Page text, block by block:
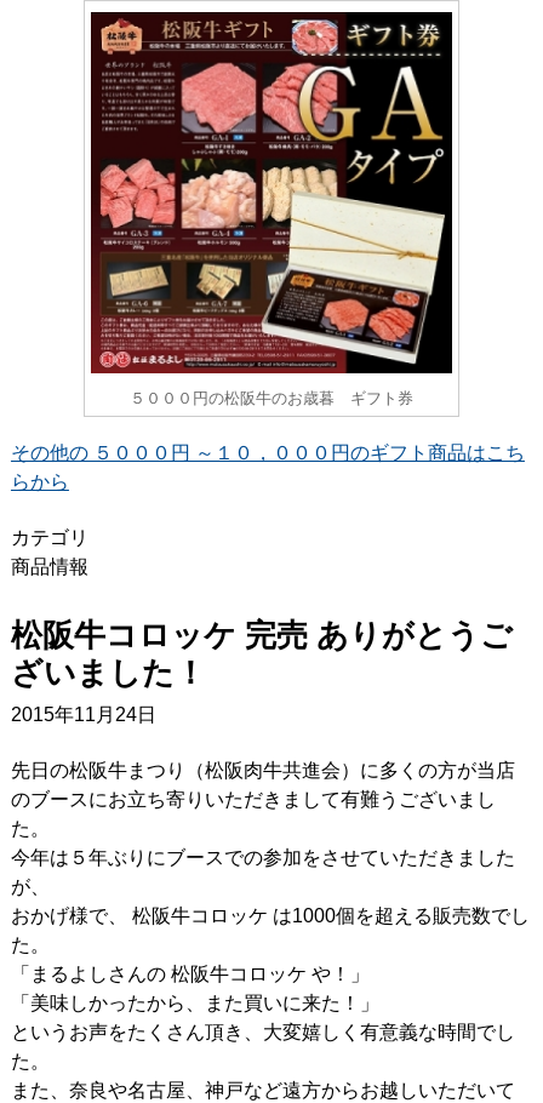
５０００円の松阪牛のお歳暮 ギフト券
その他の ５０００円 ～１０，０００円のギフト商品はこち
らから
カテゴリ
商品情報
松阪牛コロッケ 完売 ありがとうご
ざいました！
2015年11月24日
先日の松阪牛まつり（松阪肉牛共進会）に多くの方が当店
のブースにお立ち寄りいただきまして有難うございまし
た。
今年は５年ぶりにブースでの参加をさせていただきました
が、
おかげ様で、 松阪牛コロッケ は1000個を超える販売数でし
た。
「まるよしさんの 松阪牛コロッケ や！」
「美味しかったから、また買いに来た！」
というお声をたくさん頂き、大変嬉しく有意義な時間でし
た。
また、奈良や名古屋、神戸など遠方からお越しいただいて